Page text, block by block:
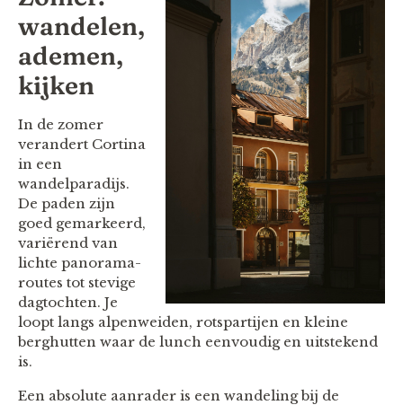
wandelen,
ademen,
kijken
In de zomer
verandert Cortina
in een
wandelparadijs.
De paden zijn
goed gemarkeerd,
variërend van
lichte panorama­
routes tot stevige
dagtochten. Je
loopt langs alpenweiden, rotspartijen en kleine
berghutten waar de lunch eenvoudig en uitstekend
is.
Een absolute aanrader is een wandeling bij de